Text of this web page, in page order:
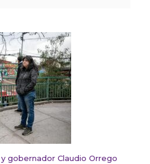
gobernador Claudio Orrego